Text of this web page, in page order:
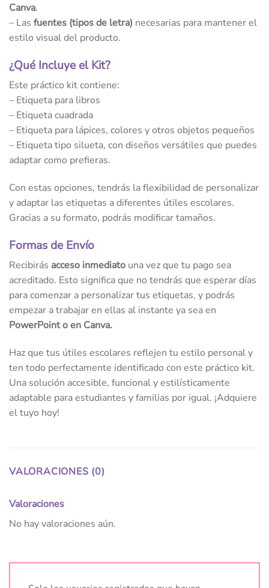
Canva.
– Las fuentes (tipos de letra) necesarias para mantener el
estilo visual del producto.
¿Qué Incluye el Kit?
Este práctico kit contiene:
– Etiqueta para libros
– Etiqueta cuadrada
– Etiqueta para lápices, colores y otros objetos pequeños
– Etiqueta tipo silueta, con diseños versátiles que puedes
adaptar como prefieras.
Con estas opciones, tendrás la flexibilidad de personalizar
y adaptar las etiquetas a diferentes útiles escolares.
Gracias a su formato, podrás modificar tamaños.
Formas de Envío
Recibirás acceso inmediato una vez que tu pago sea
acreditado. Esto significa que no tendrás que esperar días
para comenzar a personalizar tus etiquetas, y podrás
empezar a trabajar en ellas al instante ya sea en
PowerPoint o en Canva.
Haz que tus útiles escolares reflejen tu estilo personal y
ten todo perfectamente identificado con este práctico kit.
Una solución accesible, funcional y estilísticamente
adaptable para estudiantes y familias por igual. ¡Adquiere
el tuyo hoy!
VALORACIONES (0)
Valoraciones
No hay valoraciones aún.